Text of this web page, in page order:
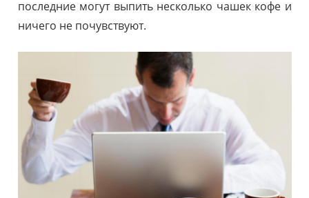
последние могут выпить несколько чашек кофе и
ничего не почувствуют.